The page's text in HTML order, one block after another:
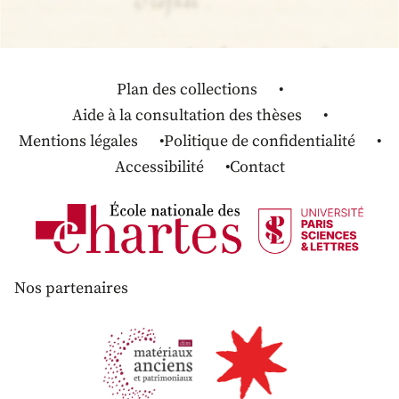
Plan des collections
Aide à la consultation des thèses
Mentions légales
Politique de confidentialité
Accessibilité
Contact
Nos partenaires